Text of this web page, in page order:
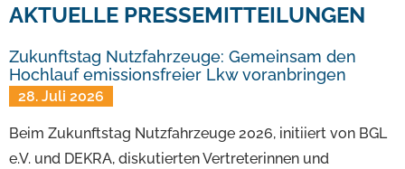
AKTUELLE PRESSEMITTEILUNGEN
Zukunftstag Nutzfahrzeuge: Gemeinsam den
Hochlauf emissionsfreier Lkw voranbringen
28. Juli 2026
Beim Zukunftstag Nutzfahrzeuge 2026, initiiert von BGL
e.V. und DEKRA, diskutierten Vertreterinnen und